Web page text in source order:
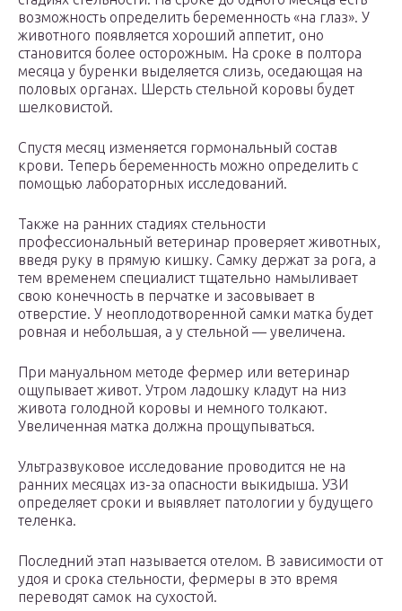
возможность определить беременность «на глаз». У
животного появляется хороший аппетит, оно
становится более осторожным. На сроке в полтора
месяца у буренки выделяется слизь, оседающая на
половых органах. Шерсть стельной коровы будет
шелковистой.
Спустя месяц изменяется гормональный состав
крови. Теперь беременность можно определить с
помощью лабораторных исследований.
Также на ранних стадиях стельности
профессиональный ветеринар проверяет животных,
введя руку в прямую кишку. Самку держат за рога, а
тем временем специалист тщательно намыливает
свою конечность в перчатке и засовывает в
отверстие. У неоплодотворенной самки матка будет
ровная и небольшая, а у стельной — увеличена.
При мануальном методе фермер или ветеринар
ощупывает живот. Утром ладошку кладут на низ
живота голодной коровы и немного толкают.
Увеличенная матка должна прощупываться.
Ультразвуковое исследование проводится не на
ранних месяцах из-за опасности выкидыша. УЗИ
определяет сроки и выявляет патологии у будущего
теленка.
Последний этап называется отелом. В зависимости от
удоя и срока стельности, фермеры в это время
переводят самок на сухостой.